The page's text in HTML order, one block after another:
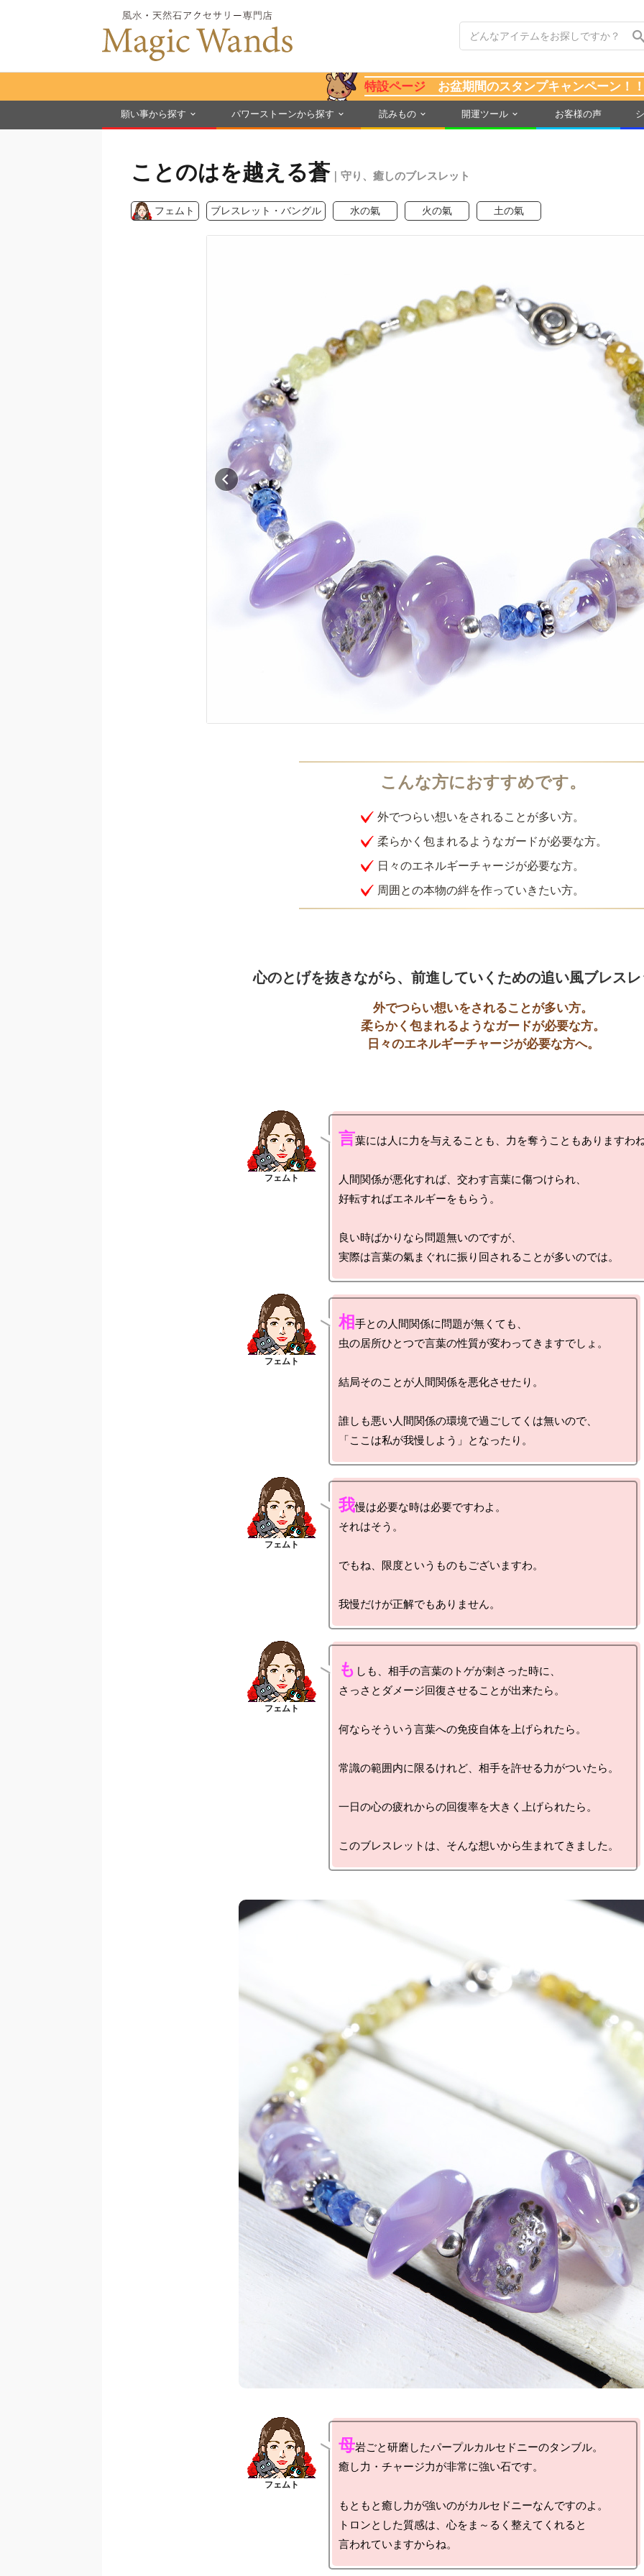
特設ページ お盆期間のスタンプキャンペーン！
願い事から探す パワーストーンから探す 読みもの 開運ツール お客様の声
ことのはを越える蒼｜守り、癒しのブレスレット
フェムト ブレスレット・バングル 水の氣 火の氣 土の氣
外でつらい想いをされることが多い方。
柔らかく包まれるようなガードが必要な方。
日々のエネルギーチャージが必要な方。
周囲との本物の絆を作っていきたい方。
外でつらい想いをされることが多い方。
柔らかく包まれるようなガードが必要な方。
言葉には人に力を与えることも、力を奪うこともありますわ
人間関係が悪化すれば、交わす言葉に傷つけられ、
好転すればエネルギーをもらう。
良い時ばかりなら問題無いのですが、
相手との人間関係に問題が無くても、
虫の居所ひとつで言葉の性質が変わってきますでしょ。
結局そのことが人間関係を悪化させたり。
誰しも悪い人間関係の環境で過ごしてくは無いので、
我慢は必要な時は必要ですわよ。
それはそう。
でもね、限度というものもございますわ。
も しも、相手の言葉のトゲが刺さった時に、
さっさとダメージ回復させることが出来たら。
何ならそういう言葉への免疫自体を上げられたら。
常識の範囲内に限るけれど、相手を許せる力がついたら。
一日の心の疲れからの回復率を大きく上げられたら。
母岩ごと研磨したパープルカルセドニーのタンブル。
癒し力・チャージ力が非常に強い石です。
もともと癒し力が強いのがカルセドニーなんですのよ。
トロンとした質感は、心をま～るく整えてくれると